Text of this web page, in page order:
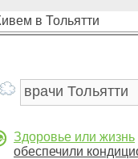
в Тольятти
Здоровье или жизнь
обеспечили